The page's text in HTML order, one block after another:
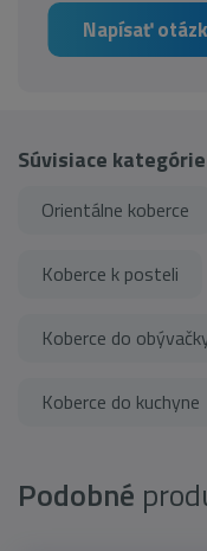
Napísať
Súvisiace kategórie
Orientálne koberce
Koberce k posteli
Koberce do
Koberce do kuchyne
Podobné